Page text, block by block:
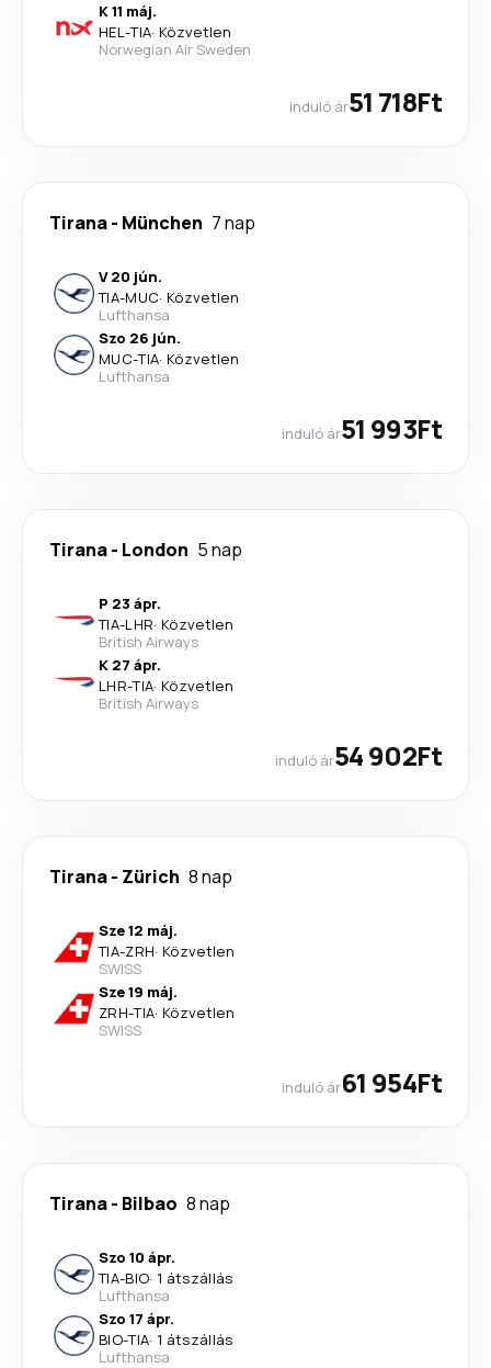
K 11 máj.
HEL-TIA· Közvetlen
Norwegian Air Sweden
induló ár51 718Ft
Tirana- München 7 nap
V 20 jún.
TIA-MUC· Közvetlen
Lufthansa
Szo 26 jún.
MUC-TIA· Közvetlen
Lufthansa
induló ár51 993Ft
Tirana- London 5 nap
P 23 ápr.
TIA-LHR· Közvetlen
British Airways
K 27 ápr.
LHR-TIA· Közvetlen
British Airways
induló ár54 902Ft
Tirana- Zürich 8 nap
Sze 12 máj.
TIA-ZRH· Közvetlen
SWISS
Sze 19 máj.
ZRH-TIA· Közvetlen
SWISS
induló ár61 954Ft
Tirana- Bilbao 8 nap
Szo 10 ápr.
TIA-BIO· 1 átszállás
Lufthansa
Szo 17 ápr.
BIO-TIA· 1 átszállás
Lufthansa